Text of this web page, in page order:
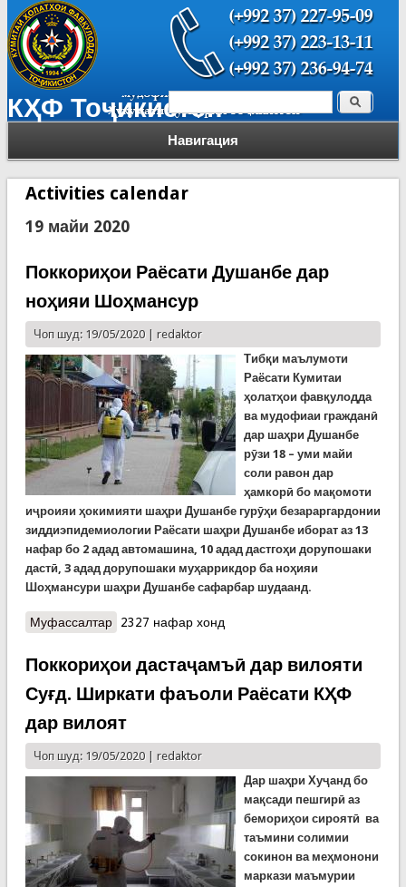
КҲФ Тоҷикистон
Навигация
Форма поиска Поиск
Activities calendar
19 майи 2020
Поккориҳои Раёсати Душанбе дар
ноҳияи Шоҳмансур
Чоп шуд: 19/05/2020 | redaktor
Тибқи маълумоти
Раёсати Кумитаи
ҳолатҳои фавқулодда
ва мудофиаи гражданӣ
дар шаҳри Душанбе
рӯзи 18 – уми майи
соли равон дар
ҳамкорӣ бо мақомоти
иҷроияи ҳокимияти шаҳри Душанбе гурӯҳи безараргардонии
зиддиэпидемиологии Раёсати шаҳри Душанбе иборат аз13
нафар бо2 адад автомашина, 10 адад дастгоҳи дорупошаки
дастӣ, 3 адад дорупошаки муҳаррикдорба ноҳияи
Шоҳмансури шаҳри Душанбе сафарбар шудаанд.
Муфассалтаро Поккориҳои Раёсати Душанбе дар ноҳияи
2327 нафар хонд
Поккориҳои дастаҷамъӣ дар вилояти
Суғд. Ширкати фаъоли Раёсати КҲФ
дар вилоят
Чоп шуд: 19/05/2020 | redaktor
Дар шаҳри Хуҷанд бо
мақсади пешгирӣ аз
бемориҳои сироятӣ ва
таъмини солимии
сокинон ва меҳмонони
маркази маъмурии